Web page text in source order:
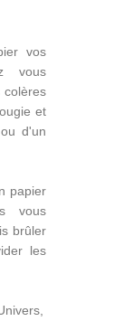
vos
vous
colères
et
d'un
papier
vous
brûler
les